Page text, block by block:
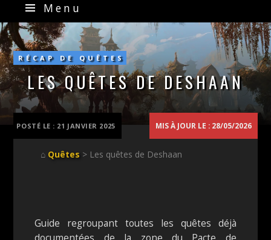
Menu
Les
quêtes
de
Deshaan
RÉCAP DE QUÊTES
LES QUÊTES DE DESHAAN
MIS À JOUR LE : 28/05/2026
⌂ Quêtes > Les quêtes de Deshaan
Guide regroupant toutes les quêtes déjà
POSTÉ LE : 21 JANVIER 2025